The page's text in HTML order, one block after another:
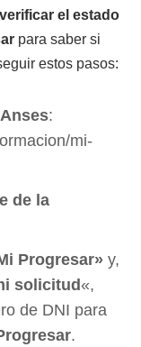
verificar el estado
para saber si
estos pasos:
:
mi-
de la
Progresar» y,
solicitud«,
de DNI para
.